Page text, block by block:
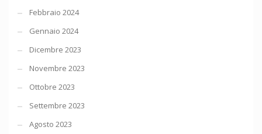
Febbraio 2024
Gennaio 2024
Dicembre 2023
Novembre 2023
Ottobre 2023
Settembre 2023
Agosto 2023